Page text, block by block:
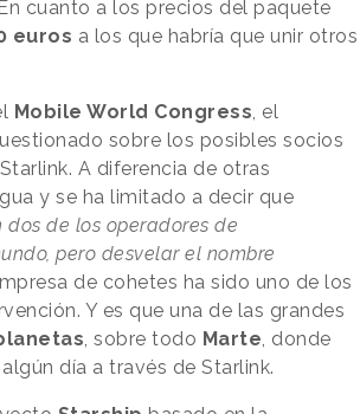
cuanto a los precios del paquete
euros a los que habría que unir otros
Mobile World Congress , el
sobre los posibles socios
A diferencia de otras
y se ha limitado a decir que
dos de los operadores de
pero desvelar el nombre
de cohetes ha sido uno de los
Y es que una de las grandes
, sobre todo Marte , donde
día a través de Starlink.